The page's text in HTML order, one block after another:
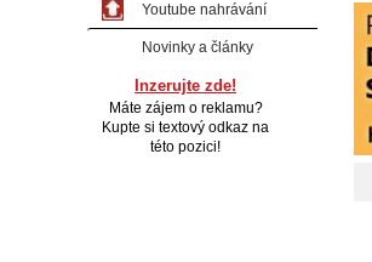
Youtube nahrávání
Novinky a články
Inzerujte zde!
Máte zájem o reklamu?
Kupte si textový odkaz na
této pozici!